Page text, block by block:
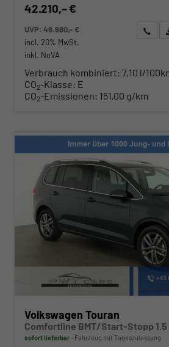
42.210,– €
UVP:48.980,– €
incl. 20% MwSt.
inkl. NoVA
Wir
Verbrauch kombiniert: 7,10 l/
CO2-Klasse: E
CO2-Emissionen: 151,00 g/km
Volkswagen Touran
sofort lieferbar Fahrzeug mit Tageszulassung